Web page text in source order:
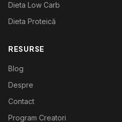
Dieta Low Carb
Dieta Proteică
RESURSE
Blog
Despre
Contact
Program Creatori